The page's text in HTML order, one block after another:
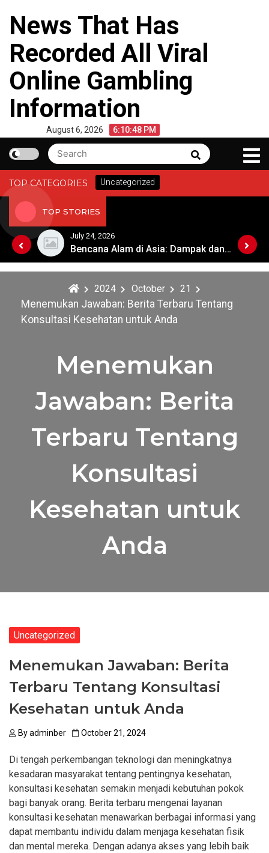
content
News That Has
Recorded All Viral
Online Gambling
Information
August 6, 2026 6:10:49 PM
Search
for:
Search
TOP CATEGORIES Uncategorized
TOP STORIES
Krisis Iklim dan Dampaknya terhadap Keberlangsungan Hidup di Afrika
July 24, 2026
Bencana Alam di Asia: Dampak dan Respon Pemerintah
2024 October 21
Menemukan Jawaban: Berita Terbaru Tentang
Konsultasi Kesehatan untuk Anda
Menemukan
Jawaban: Berita
Terbaru Tentang
Konsultasi
Kesehatan untuk
Anda
Uncategorized
Menemukan Jawaban: Berita
Terbaru Tentang Konsultasi
Kesehatan untuk Anda
Byadminber October 21, 2024
Di tengah perkembangan teknologi dan meningkatnya
kesadaran masyarakat tentang pentingnya kesehatan,
konsultasi kesehatan semakin menjadi kebutuhan pokok
bagi banyak orang. Berita terbaru mengenai layanan
konsultasi kesehatan menawarkan berbagai informasi yang
dapat membantu individu dalam menjaga kesehatan fisik
dan mental mereka. Dengan adanya akses yang lebih baik